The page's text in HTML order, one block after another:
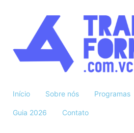
Início Sobre nós Programas
Guia 2026 Contato